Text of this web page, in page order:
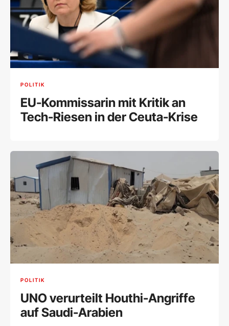
POLITIK
EU-Kommissarin mit Kritik an
Tech-Riesen in der Ceuta-Krise
POLITIK
UNO verurteilt Houthi-Angriffe
auf Saudi-Arabien